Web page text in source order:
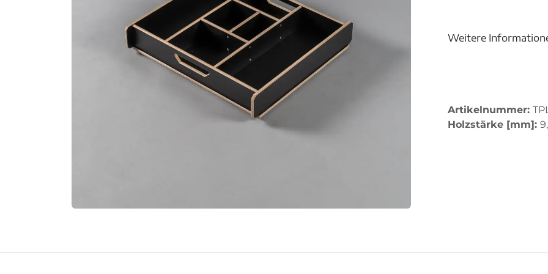
Weitere
Artikelnummer:
Holzstärke [mm]: